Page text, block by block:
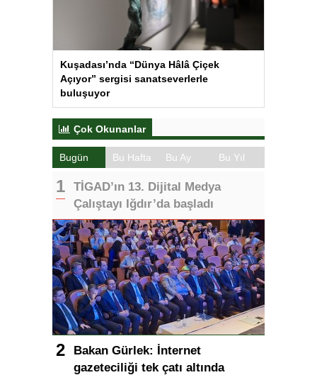
Kuşadası’nda “Dünya Hâlâ Çiçek
Açıyor” sergisi sanatseverlerle
buluşuyor
Çok Okunanlar
Bugün Bu Hafta Bu Ay Bu Yıl
TİGAD’ın 13. Dijital Medya
Çalıştayı Iğdır’da başladı
Bakan Gürlek: İnternet
gazeteciliği tek çatı altında